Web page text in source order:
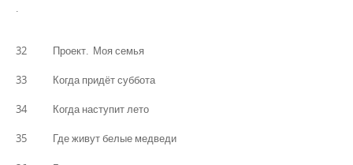
.
32 Проект. Моя семья
33 Когда придёт суббота
34 Когда наступит лето
35 Где живут белые медведи